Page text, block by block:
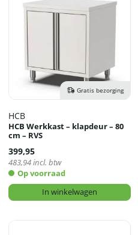
Gratis bezorging
HCB
HCB Werkkast – klapdeur – 80
cm – RVS
399,95
483,94incl. btw
Op voorraad
In winkelwagen